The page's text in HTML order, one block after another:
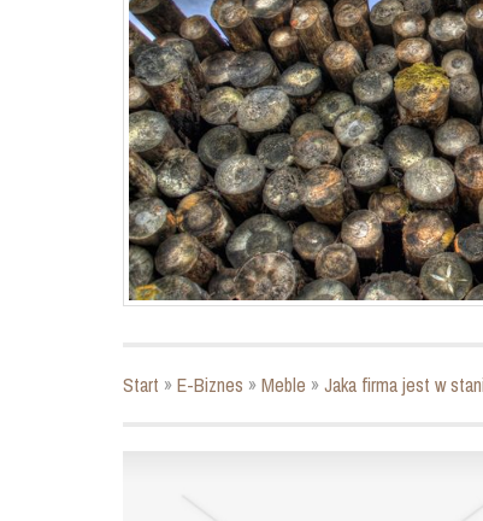
Start »E-Biznes »Meble »Jaka firma jest w